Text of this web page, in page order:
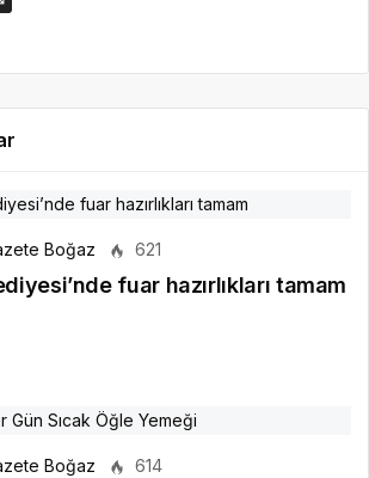
Boğaz 621
fuar hazırlıkları tamam
Boğaz 614